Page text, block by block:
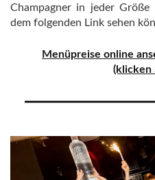
Champagner in jeder
dem folgenden Link sehen
Menüpreise online
(klicken